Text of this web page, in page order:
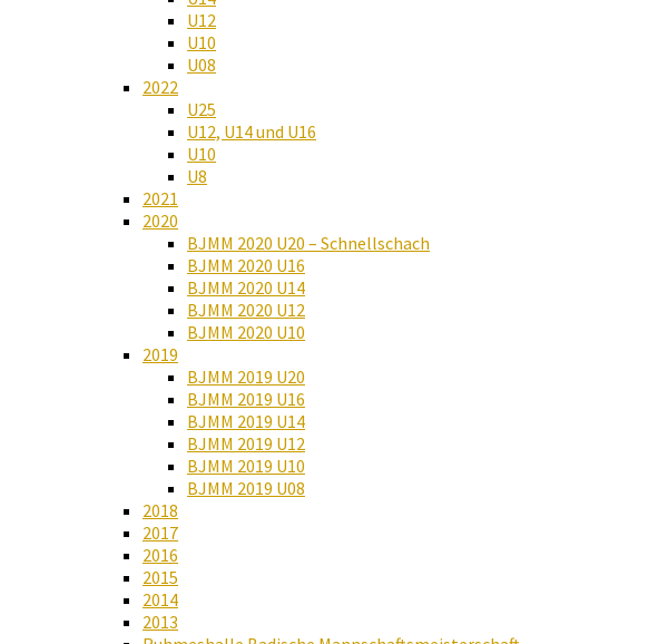
U12
U10
U08
2022
U25
U12, U14 und U16
U10
U8
2021
2020
BJMM 2020 U20 – Schnellschach
BJMM 2020 U16
BJMM 2020 U14
BJMM 2020 U12
BJMM 2020 U10
2019
BJMM 2019 U20
BJMM 2019 U16
BJMM 2019 U14
BJMM 2019 U12
BJMM 2019 U10
BJMM 2019 U08
2018
2017
2016
2015
2014
2013